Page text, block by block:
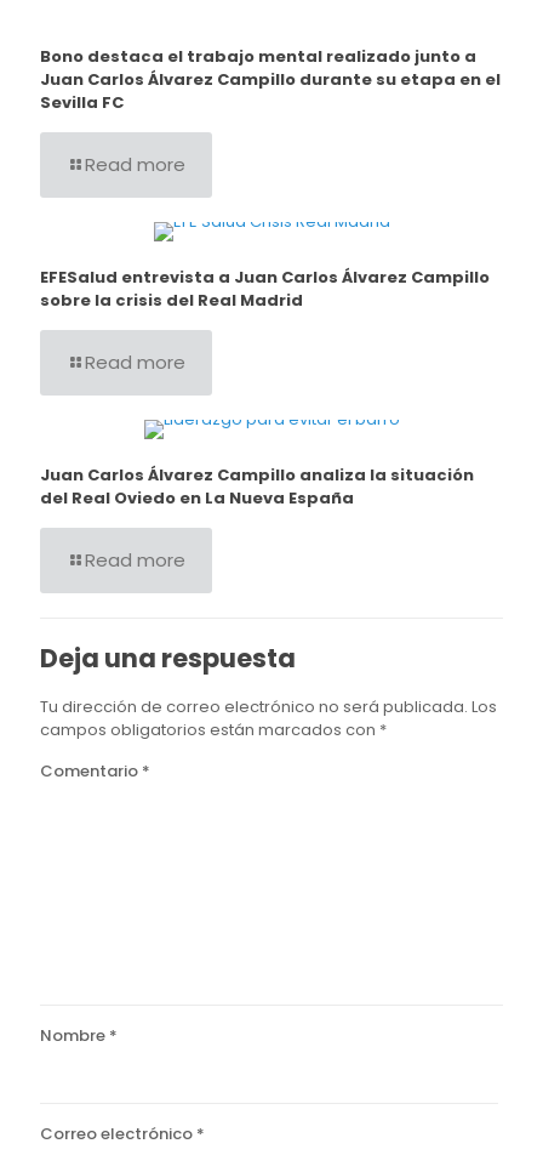
Bono destaca el trabajo mental realizado junto a
Juan Carlos Álvarez Campillo durante su etapa en el
Sevilla FC
Read more
EFESalud entrevista a Juan Carlos Álvarez Campillo
sobre la crisis del Real Madrid
Read more
Juan Carlos Álvarez Campillo analiza la situación
del Real Oviedo en La Nueva España
Read more
Deja una respuesta
Tu dirección de correo electrónico no será publicada. Los
campos obligatorios están marcados con *
Comentario *
Nombre *
Correo electrónico *